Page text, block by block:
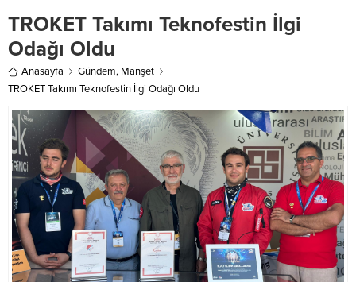
TROKET Takımı Teknofestin İlgi
Odağı Oldu
Anasayfa Gündem, Manşet
TROKET Takımı Teknofestin İlgi Odağı Oldu